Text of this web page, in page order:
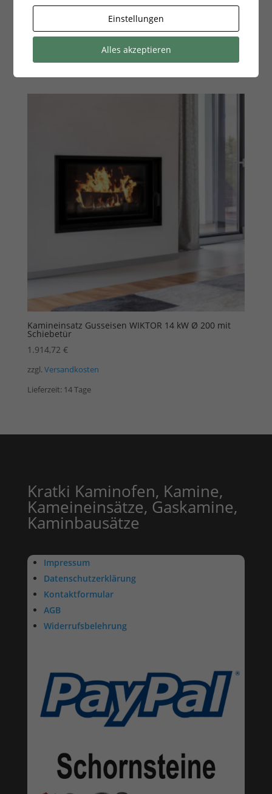
zzgl.Versandkosten
Kamineinsatz Gusseisen WIKTOR 14 kW Ø 200 mit
Schiebetür
1.914,72 €
zzgl. Versandkosten
Lieferzeit: 14 Tage
Kratki Kaminofen, Kamine,
Kameineinsätze, Gaskamine,
Kaminbausätze
Impressum
Datenschutzerklärung
Kontaktformular
AGB
Widerrufsbelehrung
Einstellungen
Alles akzeptieren